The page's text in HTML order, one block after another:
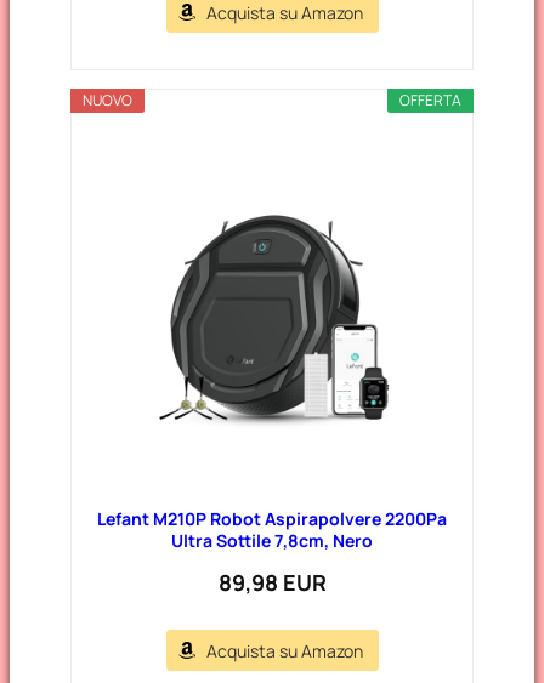
Acquista su Amazon
OFFERTA
NUOVO
Lefant M210P Robot Aspirapolvere 2200Pa
Ultra Sottile 7,8cm, Nero
89,98 EUR
Acquista su Amazon